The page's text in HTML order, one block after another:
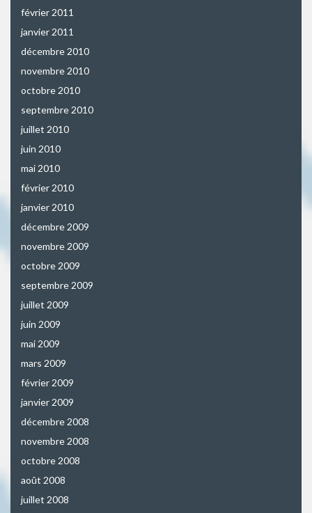
février 2011
janvier 2011
décembre 2010
novembre 2010
octobre 2010
septembre 2010
juillet 2010
juin 2010
mai 2010
février 2010
janvier 2010
décembre 2009
novembre 2009
octobre 2009
septembre 2009
juillet 2009
juin 2009
mai 2009
mars 2009
février 2009
janvier 2009
décembre 2008
novembre 2008
octobre 2008
août 2008
juillet 2008